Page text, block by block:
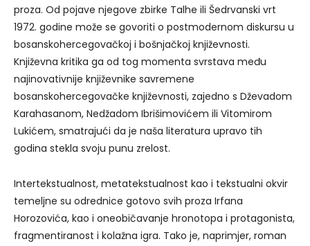
proza. Od pojave njegove zbirke Talhe ili Šedrvanski vrt
1972. godine može se govoriti o postmodernom diskursu u
bosanskohercegovačkoj i bošnjačkoj književnosti.
Književna kritika ga od tog momenta svrstava među
najinovativnije književnike savremene
bosanskohercegovačke književnosti, zajedno s Dževadom
Karahasanom, Nedžadom Ibrišimovićem ili Vitomirom
Lukićem, smatrajući da je naša literatura upravo tih
godina stekla svoju punu zrelost.
Intertekstualnost, metatekstualnost kao i tekstualni okvir
temeljne su odrednice gotovo svih proza Irfana
Horozovića, kao i oneobičavanje hronotopa i protagonista,
fragmentiranost i kolažna igra. Tako je, naprimjer, roman